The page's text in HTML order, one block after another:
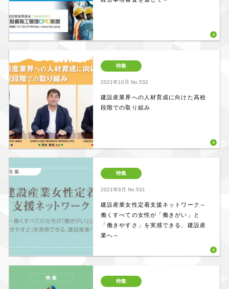
特集
2021年10月 No.532
建設産業界への人材育成に向けた高校
段階での取り組み
特集
2021年9月 No.531
建設産業女性定着支援ネットワーク～
働くすべての女性が「働きがい」と
「働きやすさ」を実感できる、建設産
業へ～
特集